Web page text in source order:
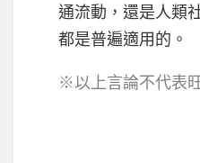
通流動，還是人類
都是普遍適用的。
※以上言論不代表